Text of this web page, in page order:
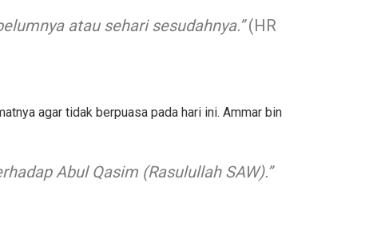
atau sehari sesudahnya.”(HR
agar tidak berpuasa pada hari ini. Ammar bin
Abul Qasim (Rasulullah SAW).”